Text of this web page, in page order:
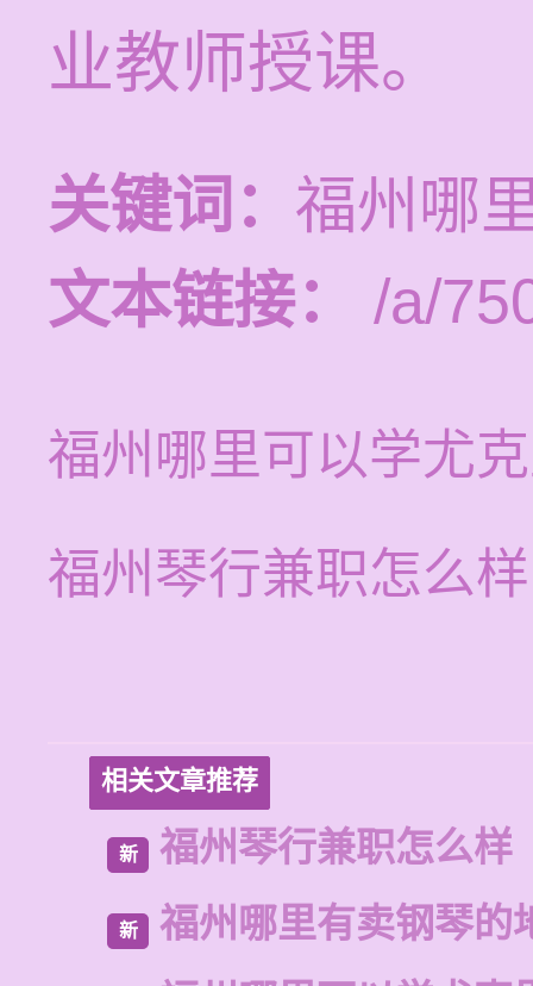
业教师授课。
关键词： 福州哪
文本链接：
/a/
福州哪里可以学尤
福州琴行兼职怎么样
相关文章推荐
新 福州琴行兼职怎么样
新
福州哪里有卖钢琴的